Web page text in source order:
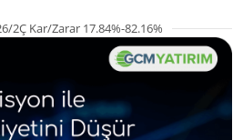
2Ç Kar/Zarar 17.84%-82.16%